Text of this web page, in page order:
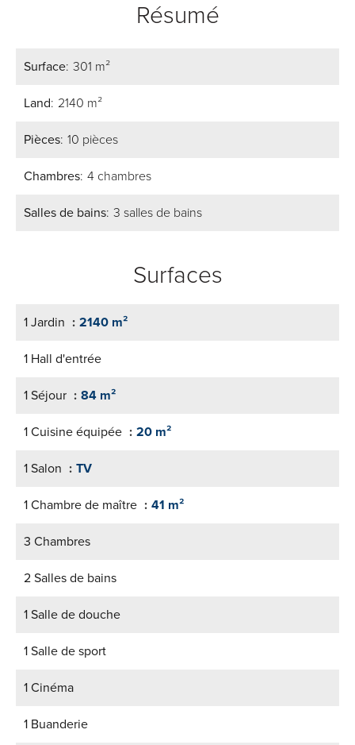
Résumé
Surface 301 m²
Land 2140 m²
Pièces 10 pièces
Chambres 4 chambres
Salles de bains 3 salles de bains
Surfaces
1 Jardin 2140 m²
1 Hall d'entrée
1 Séjour 84 m²
1 Cuisine équipée 20 m²
1 Salon TV
1 Chambre de maître 41 m²
3 Chambres
2 Salles de bains
1 Salle de douche
1 Salle de sport
1 Cinéma
1 Buanderie